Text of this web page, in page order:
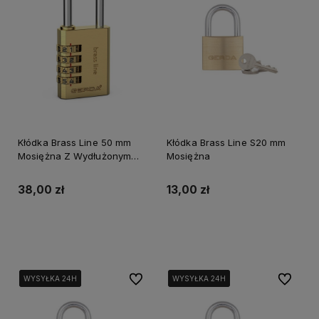
Kłódka Brass Line 50 mm
Mosiężna Z Wydłużonym
38,00 zł
Kłódka Brass Line S20 mm
Mosiężna
13,00 zł
WYSYŁKA 24H
WYSYŁKA 24H
WYSYŁKA 24H Do ulubionychWYSYŁKA 24H
WYSYŁKA 24H
WYSYŁKA 24H Do